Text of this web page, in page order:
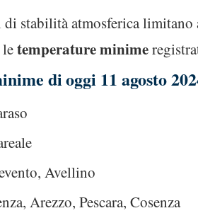
stabilità atmosferica
temperature minime
di oggi 11 agosto
Avellino
Arezzo, Pescara, Cosenza